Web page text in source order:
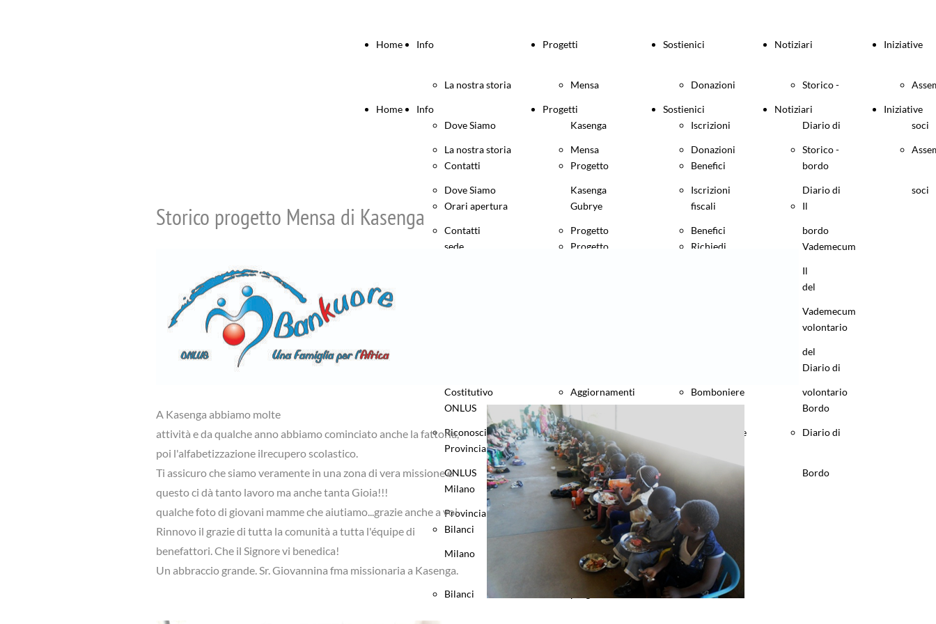
Home Info
La nostra storia
Dove Siamo
Contatti
Orari apertura
sede
ONLUS
Provincia
Milano
Bilanci
Progetti
Mensa
Kasenga
Progetto
Gubrye
Progetto
Mensa
Kasenga
Aggiornamenti
progetto
Gubrye
Sostienici
Donazioni
Iscrizioni
Benefici
fiscali
Richiedi
Solidali
con noi
Notiziari
Storico -
Diario di
bordo
Il
Vademecum
del
volontario
Diario di
Bordo
Iniziative
soci
Home Info
La nostra storia
Dove Siamo
Contatti
Costitutivo
Riconoscimento
ONLUS
Provincia
Milano
Bilanci
Progetti
Mensa
Kasenga
Progetto
Aggiornamenti
progetto
Mensa
Kasenga
Aggiornamenti
Sostienici
Donazioni
Iscrizioni
Benefici
Bomboniere
e Pergamene
Solidali
Collabora
con noi
Notiziari
Storico -
Diario di
bordo
Il
Vademecum
del
volontario
Diario di
Bordo
Iniziative
soci
Storico progetto Mensa di Kasenga
A Kasenga abbiamo molte
attività e da qualche anno abbiamo cominciato anche la fattoria,
poi l'alfabetizzazione ilrecupero scolastico.
Ti assicuro che siamo veramente in una zona di vera missione e
questo ci dà tanto lavoro ma anche tanta Gioia!!!
qualche foto di giovani mamme che aiutiamo...grazie anche a voi.
Rinnovo il grazie di tutta la comunità a tutta l'équipe di
benefattori. Che il Signore vi benedica!
Un abbraccio grande. Sr. Giovannina fma missionaria a Kasenga.